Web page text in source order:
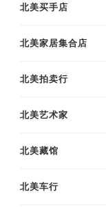
北美买手店
北美家居集合店
北美拍卖行
北美艺术家
北美藏馆
北美车行